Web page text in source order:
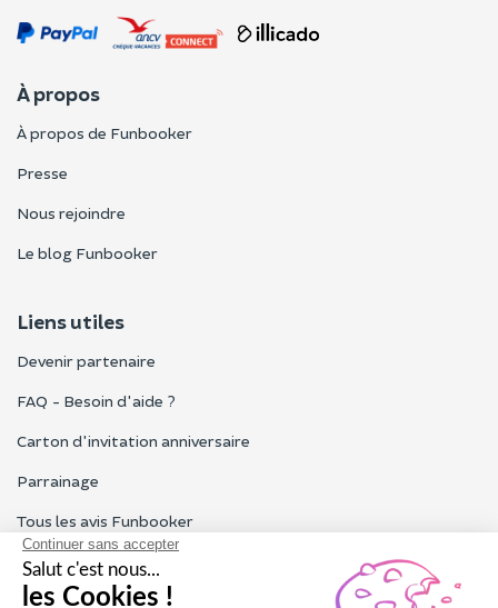
À propos
À propos de Funbooker
Presse
Nous rejoindre
Le blog Funbooker
Liens utiles
Devenir partenaire
FAQ - Besoin d'aide ?
Carton d'invitation anniversaire
Parrainage
Tous les avis Funbooker
Particuliers, entreprises, professionnels